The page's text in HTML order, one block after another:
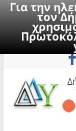
Για την
τον
to